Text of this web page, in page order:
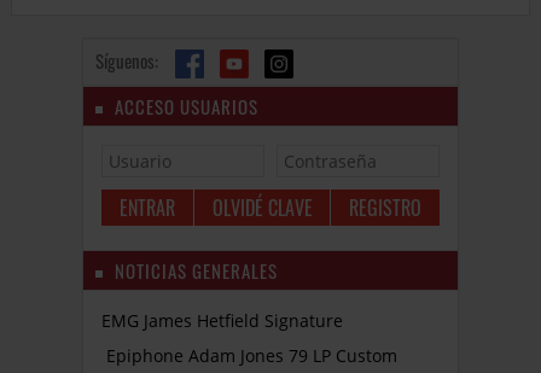
Síguenos:
ACCESO USUARIOS
OLVIDÉ CLAVE REGISTRO
NOTICIAS GENERALES
EMG James Hetfield Signature
Epiphone Adam Jones 79 LP Custom